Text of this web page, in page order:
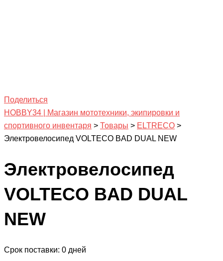
Поделиться
HOBBY34 | Магазин мототехники, экипировки и
спортивного инвентаря > Товары > ELTRECO >
Электровелосипед VOLTECO BAD DUAL NEW
Электровелосипед
VOLTECO BAD DUAL
NEW
Срок поставки: 0 дней